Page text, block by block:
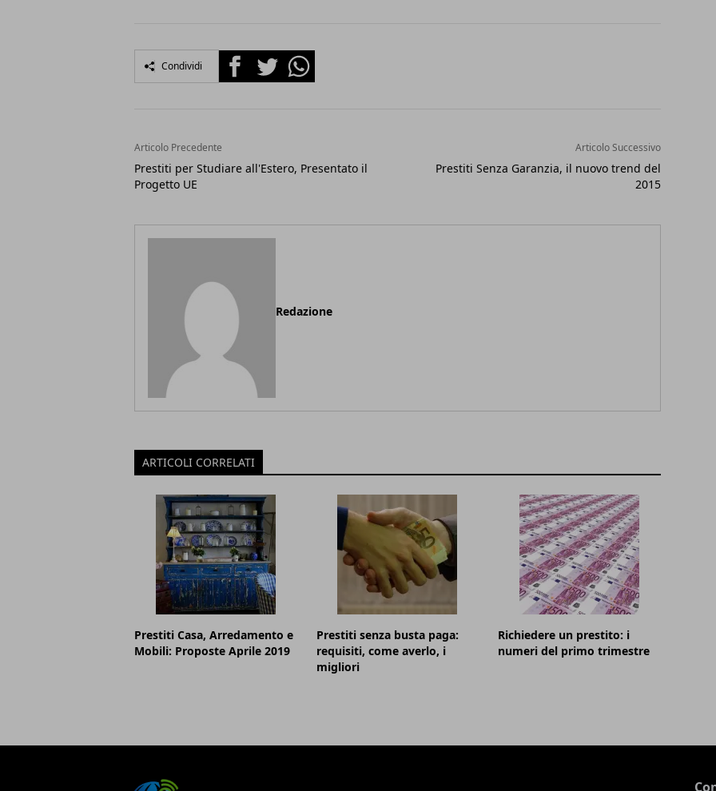
Condividi FacebookTwitterWhatsapp
Articolo Precedente
Prestiti per Studiare all'Estero, Presentato il
Progetto UE
Articolo Successivo
Prestiti Senza Garanzia, il nuovo trend del
2015
Redazione
ARTICOLI CORRELATI
Prestiti Casa, Arredamento e
Mobili: Proposte Aprile 2019
Prestiti senza busta paga:
requisiti, come averlo, i
migliori
Richiedere un prestito: i
numeri del primo trimestre